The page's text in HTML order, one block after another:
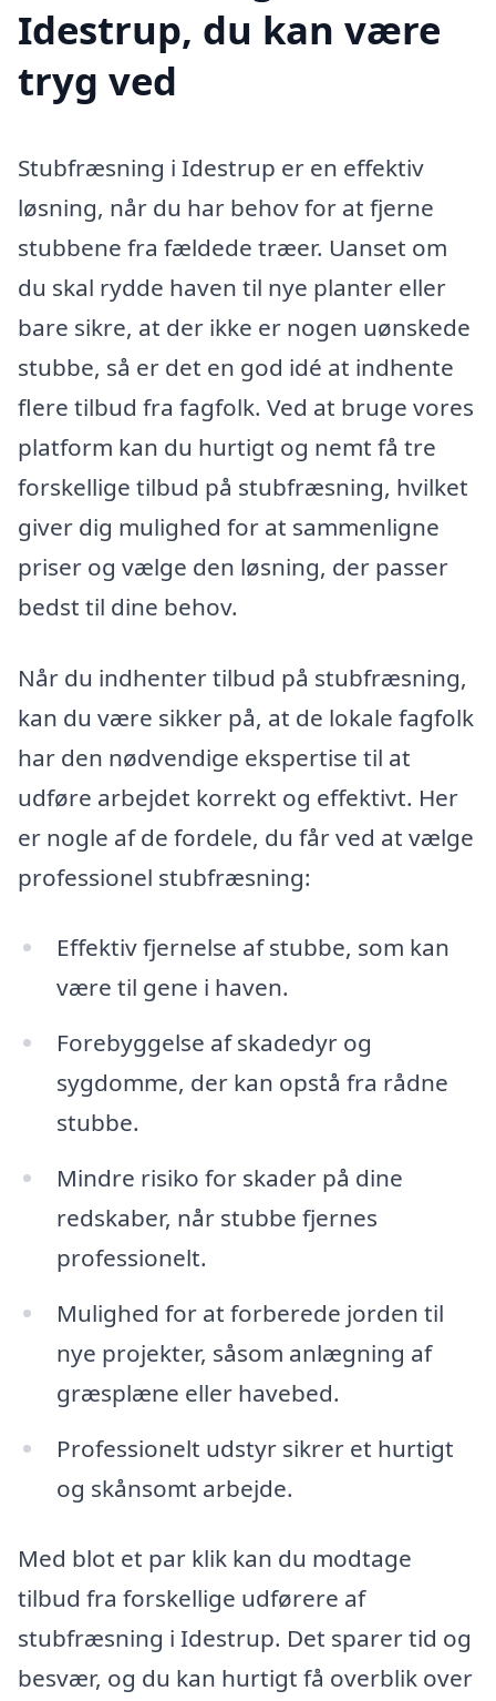
Idestrup, du kan være
tryg ved
Stubfræsning i Idestrup er en effektiv
løsning, når du har behov for at fjerne
stubbene fra fældede træer. Uanset om
du skal rydde haven til nye planter eller
bare sikre, at der ikke er nogen uønskede
stubbe, så er det en god idé at indhente
flere tilbud fra fagfolk. Ved at bruge vores
platform kan du hurtigt og nemt få tre
forskellige tilbud på stubfræsning, hvilket
giver dig mulighed for at sammenligne
priser og vælge den løsning, der passer
bedst til dine behov.
Når du indhenter tilbud på stubfræsning,
kan du være sikker på, at de lokale fagfolk
har den nødvendige ekspertise til at
udføre arbejdet korrekt og effektivt. Her
er nogle af de fordele, du får ved at vælge
professionel stubfræsning:
Effektiv fjernelse af stubbe, som kan
være til gene i haven.
Forebyggelse af skadedyr og
sygdomme, der kan opstå fra rådne
stubbe.
Mindre risiko for skader på dine
redskaber, når stubbe fjernes
professionelt.
Mulighed for at forberede jorden til
nye projekter, såsom anlægning af
græsplæne eller havebed.
Professionelt udstyr sikrer et hurtigt
og skånsomt arbejde.
Med blot et par klik kan du modtage
tilbud fra forskellige udførere af
stubfræsning i Idestrup. Det sparer tid og
besvær, og du kan hurtigt få overblik over